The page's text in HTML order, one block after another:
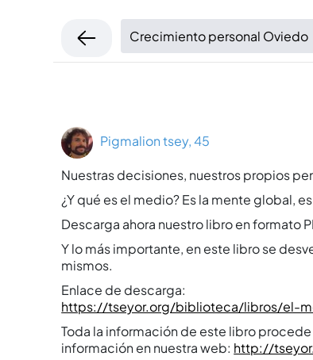
Crecimiento personal Oviedo
Pigmalion tsey, 45
Nuestras decisiones, nuestros propios
¿Y qué es el medio? Es la mente global,
Descarga ahora nuestro libro en formato
Y lo más importante, en este libro se
mismos.
Enlace de descarga:
https://tseyor.org/biblioteca/libros/el-
Toda la información de este libro
información en nuestra web: http://